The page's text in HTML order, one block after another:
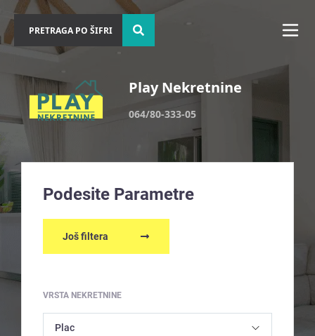
Play Nekretnine
064/80-333-05
Podesite Parametre
Još filtera
VRSTA NEKRETNINE